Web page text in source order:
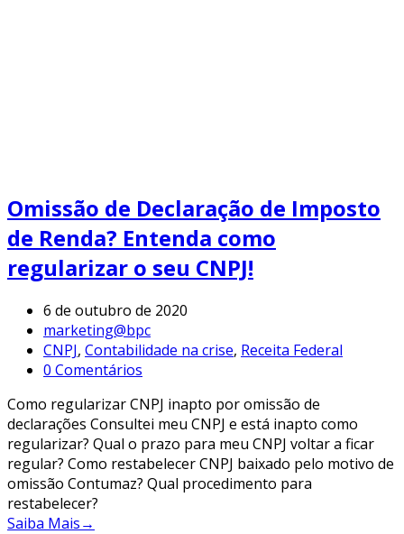
Omissão de Declaração de Imposto
de Renda? Entenda como
regularizar o seu CNPJ!
6 de outubro de 2020
marketing@bpc
CNPJ, Contabilidade na crise, Receita Federal
0 Comentários
Como regularizar CNPJ inapto por omissão de
declarações Consultei meu CNPJ e está inapto como
regularizar? Qual o prazo para meu CNPJ voltar a ficar
regular? Como restabelecer CNPJ baixado pelo motivo de
omissão Contumaz? Qual procedimento para
restabelecer?
Saiba Mais→